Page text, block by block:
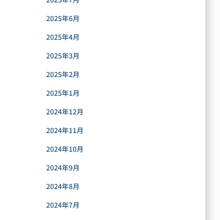
2025年6月
2025年4月
2025年3月
2025年2月
2025年1月
2024年12月
2024年11月
2024年10月
2024年9月
2024年8月
2024年7月